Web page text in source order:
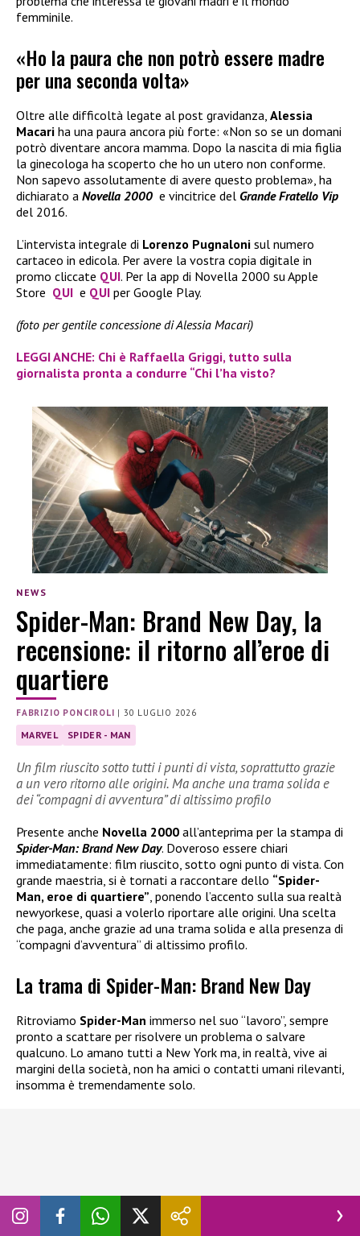
femminile.
«Ho la paura che non potrò essere madre
per una seconda volta»
Oltre alle difficoltà legate al post gravidanza, Alessia
Macari ha una paura ancora più forte: «Non so se un domani
potrò diventare ancora mamma. Dopo la nascita di mia figlia
la ginecologa ha scoperto che ho un utero non conforme.
Non sapevo assolutamente di avere questo problema», ha
dichiarato a Novella 2000 e vincitrice del Grande Fratello Vip
del 2016.
L’intervista integrale di Lorenzo Pugnaloni sul numero
cartaceo in edicola. Per avere la vostra copia digitale in
promo cliccate QUI. Per la app di Novella 2000 su Apple
Store QUI e QUI per Google Play.
(foto per gentile concessione di Alessia Macari)
LEGGI ANCHE: Chi è Raffaella Griggi, tutto sulla
giornalista pronta a condurre “Chi l’ha visto?
NEWS
Spider-Man: Brand New Day, la
recensione: il ritorno all’eroe di
quartiere
FABRIZIO PONCIROLI | 30 LUGLIO 2026
MARVEL SPIDER - MAN
Un film riuscito sotto tutti i punti di vista, soprattutto grazie
a un vero ritorno alle origini. Ma anche una trama solida e
dei “compagni di avventura” di altissimo profilo
Presente anche Novella 2000 all’anteprima per la stampa di
Spider-Man: Brand New Day. Doveroso essere chiari
immediatamente: film riuscito, sotto ogni punto di vista. Con
grande maestria, si è tornati a raccontare dello “Spider-
Man, eroe di quartiere” , ponendo l’accento sulla sua realtà
newyorkese, quasi a volerlo riportare alle origini. Una scelta
che paga, anche grazie ad una trama solida e alla presenza di
“compagni d’avventura” di altissimo profilo.
La trama di Spider-Man: Brand New Day
Ritroviamo Spider-Man immerso nel suo “lavoro”, sempre
pronto a scattare per risolvere un problema o salvare
qualcuno. Lo amano tutti a New York ma, in realtà, vive ai
margini della società, non ha amici o contatti umani rilevanti,
insomma è tremendamente solo.